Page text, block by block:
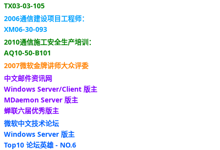
TX03-03-105
2006通信建设项目工程师：
XM06-30-093
2010通信施工安全生产培训：
AQ10-50-B101
2007微软金牌讲师大众评委
中文邮件资讯网
Windows Server/Client 版主
MDaemon Server 版主
蝉联六届优秀版主
微软中文技术论坛
Windows Server 版主
Top10 论坛英雄 - NO.6